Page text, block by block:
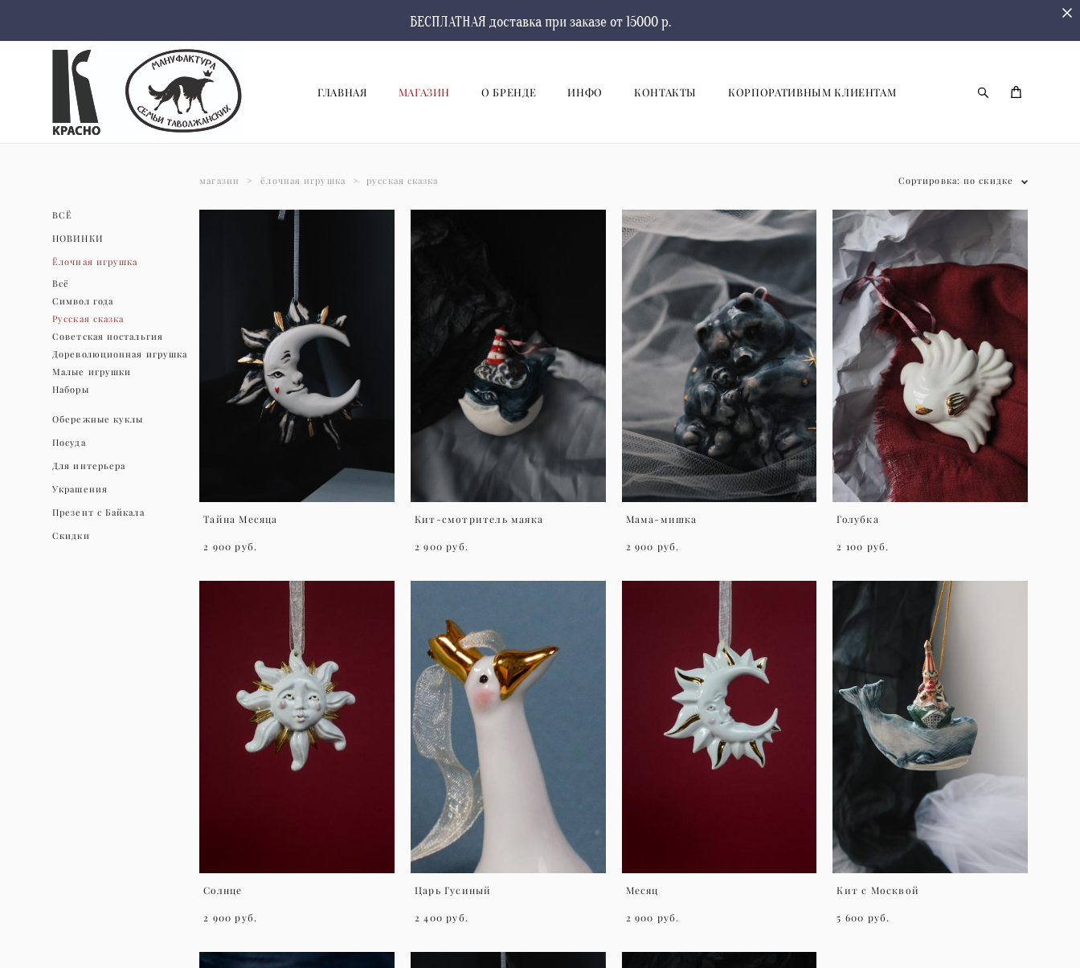
БЕСПЛАТНАЯ доставка при заказе от 15000 р.
ГЛАВНАЯ МАГАЗИН О БРЕНДЕ ИНФО КОНТАКТЫ КОРПОРАТИВНЫМ КЛИЕНТАМ
ВСЁ
НОВИНКИ
Ёлочная игрушка
Всё
Символ года
Русская сказка
Советская ностальгия
Дореволюционная игрушка
Малые игрушки
Наборы
Обережные куклы
Посуда
Для интерьера
Украшения
Презент с Байкала
Скидки
магазин > ёлочная игрушка > русская сказка Сортировка: по скидке
Тайна Месяца
2 900 pуб.
Кит-смотритель маяка
2 900 pуб.
Мама-мишка
2 900 pуб.
Голубка
2 100 pуб.
Солнце
2 900 pуб.
Царь Гусиный
2 400 pуб.
Месяц
2 900 pуб.
Кит с Москвой
5 600 pуб.